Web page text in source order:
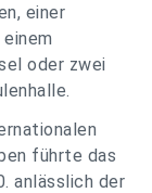
einer
oder zwei
führte das
anlässlich der